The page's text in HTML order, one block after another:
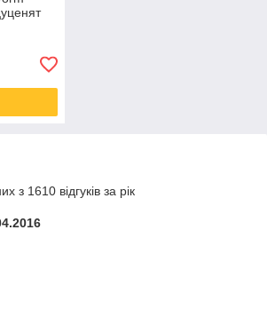
з 1610 відгуків за рік